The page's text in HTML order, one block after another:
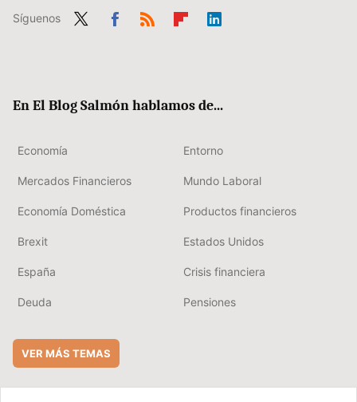
Síguenos
En El Blog Salmón hablamos de...
Economía Entorno
Mercados Financieros Mundo Laboral
Economía Doméstica Productos financieros
Brexit Estados Unidos
España Crisis financiera
Deuda Pensiones
VER MÁS TEMAS